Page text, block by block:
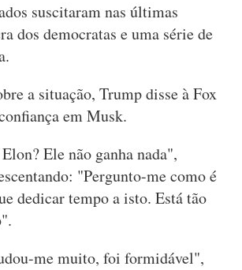
suscitaram nas últimas
dos democratas e uma série de
a situação, Trump disse à Fox
em Musk.
Ele não ganha nada",
"Pergunto-me como é
dedicar tempo a isto. Está tão
me muito, foi formidável",